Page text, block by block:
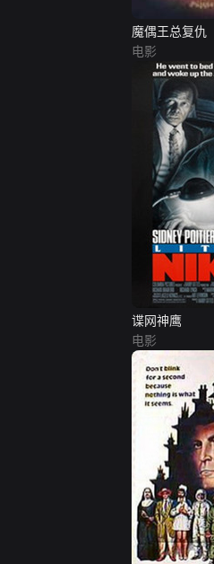
魔偶王总复仇
电影
谍网神鹰
电影